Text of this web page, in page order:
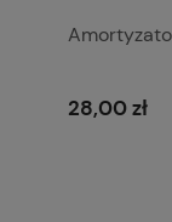
28,00 zł